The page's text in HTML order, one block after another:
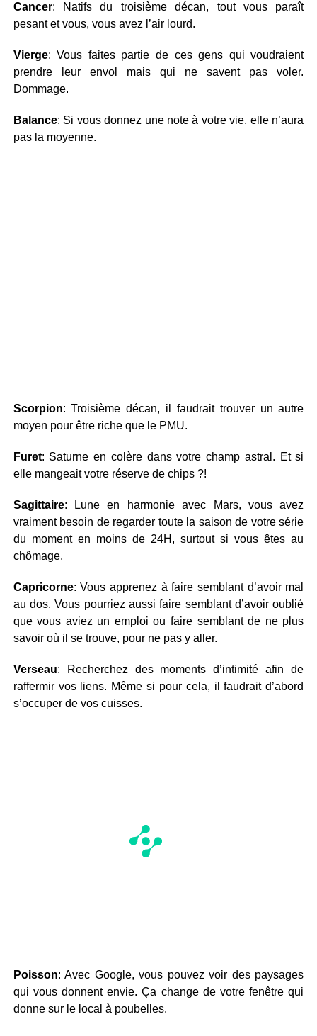
Cancer: Natifs du troisième décan, tout vous paraît
pesant et vous, vous avez l’air lourd.
Vierge: Vous faites partie de ces gens qui voudraient
prendre leur envol mais qui ne savent pas voler.
Dommage.
Balance: Si vous donnez une note à votre vie, elle n’aura
pas la moyenne.
Scorpion: Troisième décan, il faudrait trouver un autre
moyen pour être riche que le PMU.
Furet: Saturne en colère dans votre champ astral. Et si
elle mangeait votre réserve de chips ?!
Sagittaire: Lune en harmonie avec Mars, vous avez
vraiment besoin de regarder toute la saison de votre série
du moment en moins de 24H, surtout si vous êtes au
chômage.
Capricorne: Vous apprenez à faire semblant d’avoir mal
au dos. Vous pourriez aussi faire semblant d’avoir oublié
que vous aviez un emploi ou faire semblant de ne plus
savoir où il se trouve, pour ne pas y aller.
Verseau: Recherchez des moments d’intimité afin de
raffermir vos liens. Même si pour cela, il faudrait d’abord
s’occuper de vos cuisses.
Poisson: Avec Google, vous pouvez voir des paysages
qui vous donnent envie. Ça change de votre fenêtre qui
donne sur le local à poubelles.